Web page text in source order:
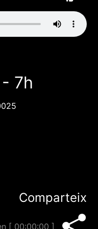
7h
Comparteix
[ 00:00:00 ]